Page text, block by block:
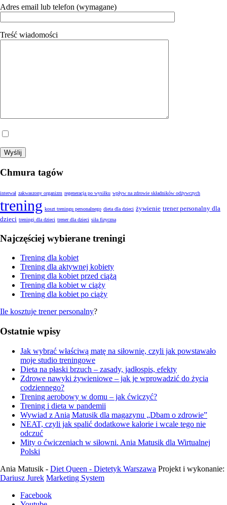
Adres email lub telefon (wymagane)
Treść wiadomości
Chmura tagów
interwał zakwaszony organizm regeneracja po wysiłku wpływ na zdrowie składników odżywczych
trening koszt treningu personalnego dieta dla dzieci żywienie trener personalny dla
dzieci treningi dla dzieci trener dla dzieci siła fizyczna
Najczęściej wybierane treningi
Trening dla kobiet
Trening dla aktywnej kobiety
Trening dla kobiet przed ciążą
Trening dla kobiet w ciąży
Trening dla kobiet po ciąży
Ile kosztuje trener personalny?
Ostatnie wpisy
Jak wybrać właściwą matę na siłownię, czyli jak powstawało
moje studio treningowe
Dieta na płaski brzuch – zasady, jadłospis, efekty
Zdrowe nawyki żywieniowe – jak je wprowadzić do życia
codziennego?
Trening aerobowy w domu – jak ćwiczyć?
Trening i dieta w pandemii
Wywiad z Anią Matusik dla magazynu „Dbam o zdrowie”
NEAT, czyli jak spalić dodatkowe kalorie i wcale tego nie
odczuć
Mity o ćwiczeniach w siłowni. Ania Matusik dla Wirtualnej
Polski
Ania Matusik - Diet Queen - Dietetyk Warszawa Projekt i wykonanie:
Dariusz Jurek Marketing System
Facebook